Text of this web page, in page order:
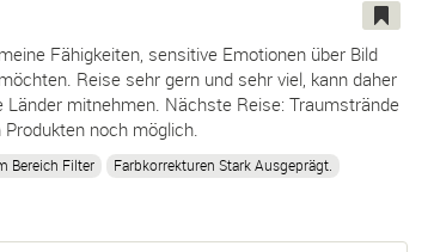
Fähigkeiten, sensitive Emotionen über Bild
Reise sehr gern und sehr viel, kann daher
Länder mitnehmen. Nächste Reise: Traumstrände
noch möglich.
Bereich Filter Farbkorrekturen Stark Ausgeprägt.